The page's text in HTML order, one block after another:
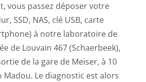
vous passez déposer votre
SSD, NAS, clé USB, carte
à notre laboratoire de
de Louvain 467 (Schaerbeek),
de la gare de Meiser, à 10
Le diagnostic est alors